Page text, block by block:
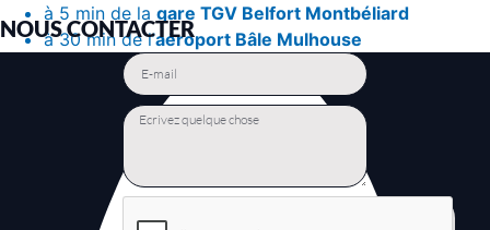
à 5 min de la gare TGV Belfort Montbéliard
à 30 min de l’aéroport Bâle Mulhouse
NOUS CONTACTER